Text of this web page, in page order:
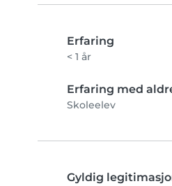
Erfaring
< 1 år
Erfaring med
Skoleelev
Gyldig